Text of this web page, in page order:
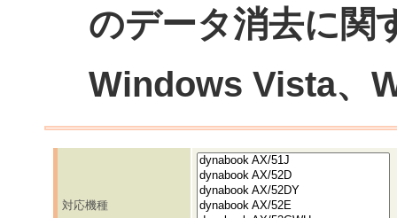
のデータ消去に関
Windows Vista、
対応機種